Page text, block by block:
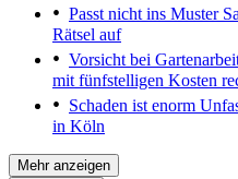
Passt nicht ins Muster
Rätsel auf
Vorsicht bei
mit fünfstelligen Kosten
Schaden ist enorm
in Köln
Mehr anzeigen